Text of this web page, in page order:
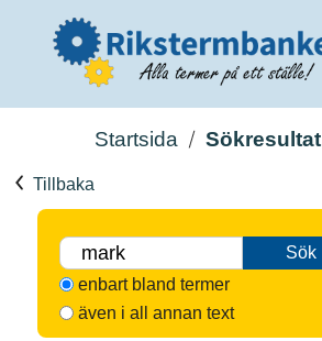
Startsida Sökresultat
Tillbaka
Sök
enbart bland termer
även i all annan text